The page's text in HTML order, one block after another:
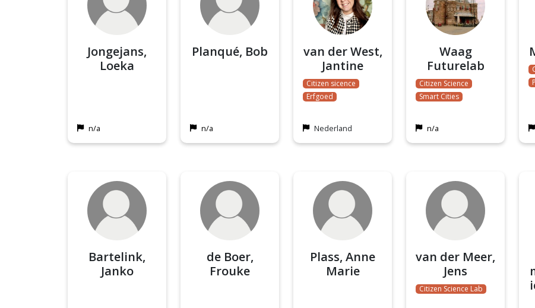
Jongejans,
Loeka
n/a
Planqué, Bob
n/a
van der West,
Jantine
Citizen sicence
Erfgoed
Nederland
Waag
Futurelab
Citizen Science
Smart Cities
n/a
Bartelink,
Janko
de Boer,
Frouke
Plass, Anne
Marie
van der Meer,
Jens
Citizen Science Lab